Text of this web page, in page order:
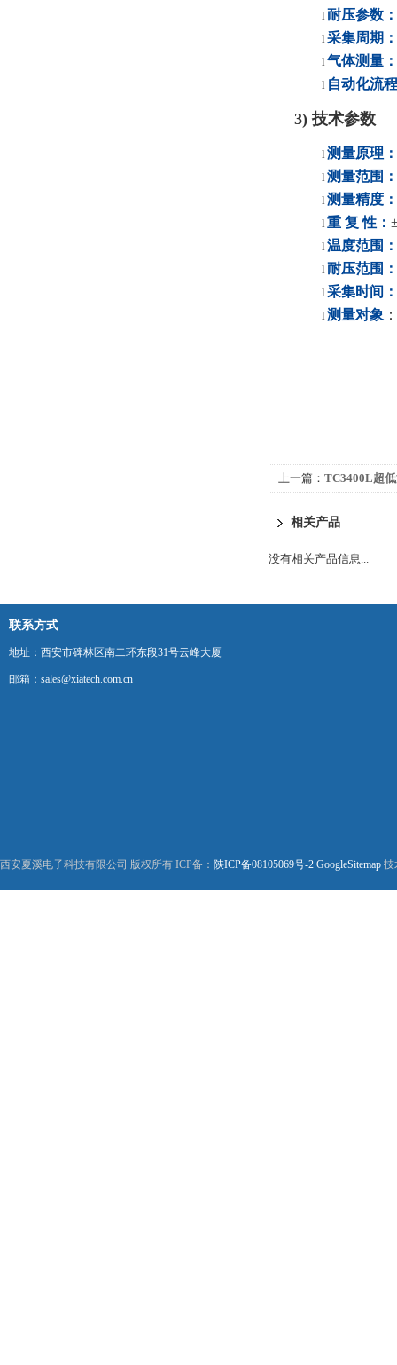
l耐压参数 ：
l采集周期 ：
l气体测量 ：
l 自动化流
3) 技术参数
l测量原理 ：
l测量范围 ：
l测量精度 ：
l重 复 性 ：
l温度范围 ：
l耐压范围：
l采集时间 ：
l测量对象
上一篇： TC3400L超
相关产品
没有相关产品信息...
联系方式
地址：西安市碑林区南二环东段31号云峰大厦
邮箱：sales@xiatech.com.cn
西安夏溪电子科技有限公司 版权所有 ICP备： 陕ICP备08105069号-2 GoogleSitemap 技